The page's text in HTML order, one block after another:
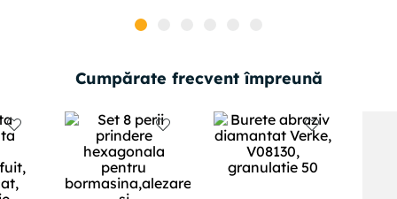
Cumpărate frecvent împreună